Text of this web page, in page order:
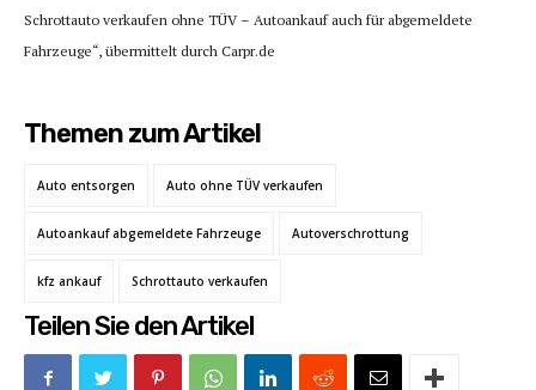
Schrottauto verkaufen ohne TÜV – Autoankauf auch für abgemeldete
Fahrzeuge“, übermittelt durch Carpr.de
Themen zum Artikel
Auto entsorgen Auto ohne TÜV verkaufen
Autoankauf abgemeldete Fahrzeuge Autoverschrottung
kfz ankauf Schrottauto verkaufen
Teilen Sie den Artikel